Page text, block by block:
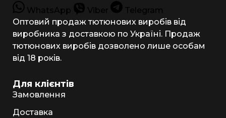
WhatsApp Viber
Telegram
Оптовий продаж тютюнових виробів від
виробника з доставкою по Україні. Продаж
тютюнових виробів дозволено лише особам
від 18 років.
Для клієнтів
Замовлення
Доставка